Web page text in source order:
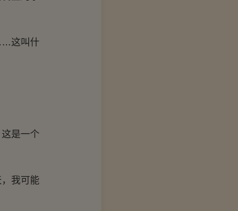
这叫什
是一个
我可能